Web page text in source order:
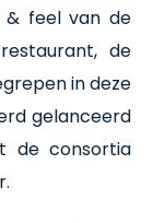
& feel van de
de
in deze
gelanceerd
de consortia